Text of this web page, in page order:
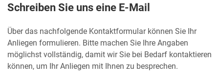
Schreiben Sie uns eine E-Mail
Über das nachfolgende Kontaktformular können Sie Ihr
Anliegen formulieren. Bitte machen Sie Ihre Angaben
möglichst vollständig, damit wir Sie bei Bedarf kontaktieren
können, um Ihr Anliegen mit Ihnen zu besprechen.